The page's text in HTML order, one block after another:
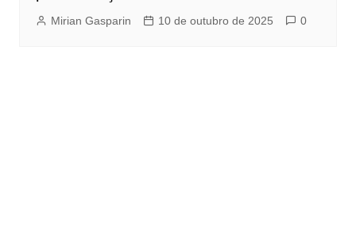
Mirian Gasparin 10 de outubro de 2025 0